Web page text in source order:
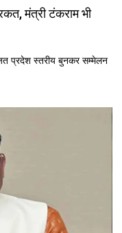
मंत्री टंकराम भी
प्रदेश स्तरीय बुनकर सम्मेलन